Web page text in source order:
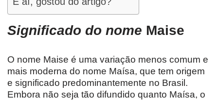
Significado do nome Maise
O nome Maise é uma variação menos comum e
mais moderna do nome Maísa, que tem origem
e significado predominantemente no Brasil.
Embora não seja tão difundido quanto Maísa, o